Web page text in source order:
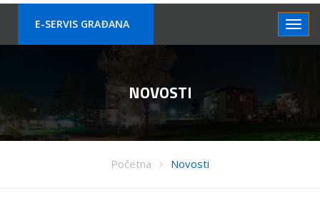
E-SERVIS GRAÐANA
NOVOSTI
Početna Novosti